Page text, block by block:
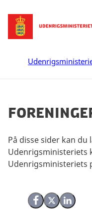
Gå til forsiden
På disse sider kan
Udenrigsministeriets
Udenrigsministeriets
Del på Facebook
Del på XDel på